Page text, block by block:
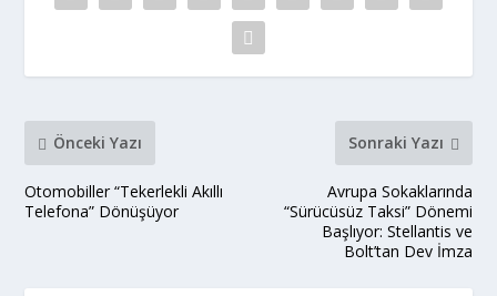
Önceki Yazı
Otomobiller “Tekerlekli Akıllı
Telefona” Dönüşüyor
Sonraki Yazı
Avrupa Sokaklarında
“Sürücüsüz Taksi” Dönemi
Başlıyor: Stellantis ve
Bolt’tan Dev İmza